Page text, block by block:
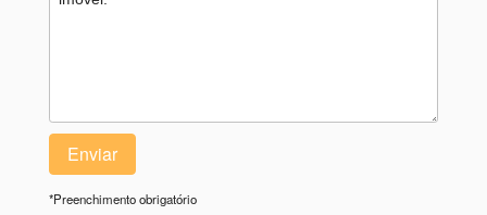
*Preenchimento obrigatório